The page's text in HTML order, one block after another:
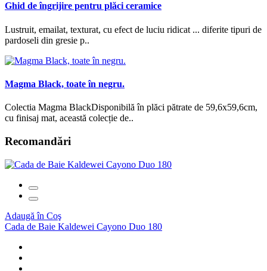
Ghid de îngrijire pentru plăci ceramice
Lustruit, emailat, texturat, cu efect de luciu ridicat ... diferite tipuri de
pardoseli din gresie p..
Magma Black, toate în negru.
Colectia Magma BlackDisponibilă în plăci pătrate de 59,6x59,6cm,
cu finisaj mat, această colecție de..
Recomandări
Adaugă în Coş
Cada de Baie Kaldewei Cayono Duo 180